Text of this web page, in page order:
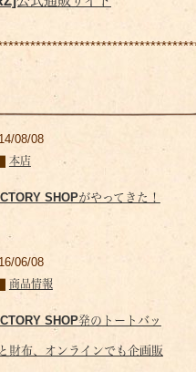
08/08
本店
SHOPがやってきた！
06/08
商品情報
SHOP発のトートバッ
財布、オンラインでも企画販